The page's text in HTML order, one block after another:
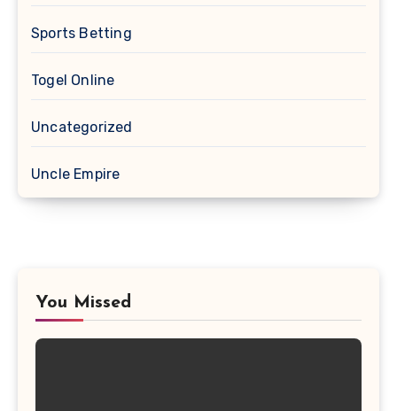
Sports Betting
Togel Online
Uncategorized
Uncle Empire
You Missed